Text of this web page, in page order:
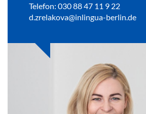
Telefon: 030 88 47 11 9 22
d.zrelakova@inlingua-berlin.de